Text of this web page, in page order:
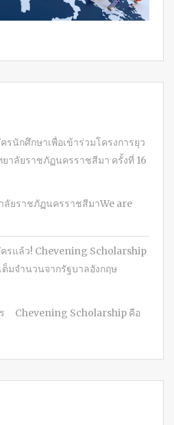
รนักศึกษาเพื่อเข้าร่วมโครงการยุว
าลัยราชภัฏนครราชสีมา ครั้งที่ 16
ลัยราชภัฏนครราชสีมาWe are
รแล้ว! Chevening Scholarship
ต็มจำนวนจากรัฐบาลอังกฤษ
Chevening Scholarship คือ